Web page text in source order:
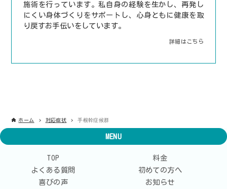
施術を行っています。私自身の経験を生かし、再発し
にくい身体づくりをサポートし、心身ともに健康を取
り戻すお手伝いをしています。
詳細はこちら
ホーム 対応症状 手根幹症候群
MENU
TOP
料金
よくある質問
初めての方へ
喜びの声
お知らせ